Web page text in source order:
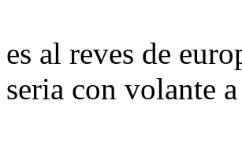
es al reves de
seria con volante